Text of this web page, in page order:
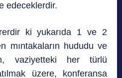
edeceklerdir.
ki yukarıda 1 ve 2
mıntakaların hududu ve
vaziyetteki her türlü
üzere, konferansa